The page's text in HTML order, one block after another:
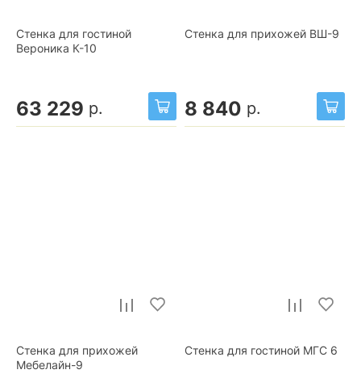
Стенка для гостиной
Вероника К-10
63 229 р.
Стенка для прихожей ВШ-9
8 840 р.
Стенка для прихожей
Мебелайн-9
Стенка для гостиной МГС 6